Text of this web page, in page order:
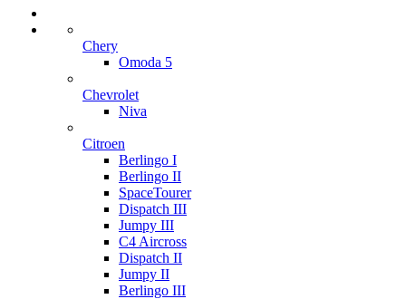
Chery
Omoda 5
Chevrolet
Niva
Citroen
Berlingo I
Berlingo II
SpaceTourer
Dispatch III
Jumpy III
C4 Aircross
Dispatch II
Jumpy II
Berlingo III